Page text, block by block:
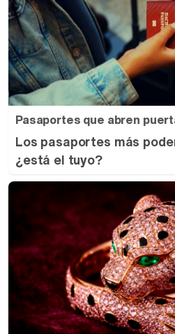
Pasaportes que abren
Los pasaportes más
¿está el tuyo?